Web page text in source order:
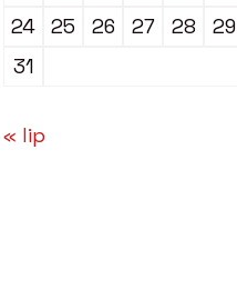
24
25 26 27 28 29
31
« lip